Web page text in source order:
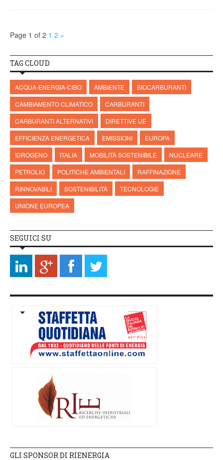
Page 1 of 2 1 2 »
TAG CLOUD
ACQUA-ENERGIA-CIBO AMBIENTE
BIOCARBURANTI
CAMBIAMENTO CLIMATICO
CARBURANTI
CARBURANTI ALTERNATIVI
DIRETTIVE UE
EFFICIENZA ENERGETICA
EMISSIONI
EUROPA
IDROGENO
ITALIA MOBILITÀ SOSTENIBILE
NUCLEARE
PETROLIO
POLITICHE AMBIENTALI
RAFFINAZIONE
RINNOVABILI
SOSTENIBILITÀ
TECNOLOGIE
UNIONE EUROPEA
SEGUICI SU
GLI SPONSOR DI RIENERGIA